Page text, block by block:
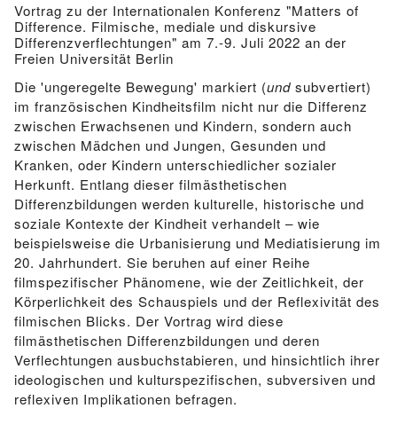
Vortrag zu der Internationalen Konferenz "Matters of
Difference. Filmische, mediale und diskursive
Differenzverflechtungen" am 7.-9. Juli 2022 an der
Freien Universität Berlin
Die 'ungeregelte Bewegung' markiert (und subvertiert)
im französischen Kindheitsfilm nicht nur die Differenz
zwischen Erwachsenen und Kindern, sondern auch
zwischen Mädchen und Jungen, Gesunden und
Kranken, oder Kindern unterschiedlicher sozialer
Herkunft. Entlang dieser filmästhetischen
Differenzbildungen werden kulturelle, historische und
soziale Kontexte der Kindheit verhandelt – wie
beispielsweise die Urbanisierung und Mediatisierung im
20. Jahrhundert. Sie beruhen auf einer Reihe
filmspezifischer Phänomene, wie der Zeitlichkeit, der
Körperlichkeit des Schauspiels und der Reflexivität des
filmischen Blicks. Der Vortrag wird diese
filmästhetischen Differenzbildungen und deren
Verflechtungen ausbuchstabieren, und hinsichtlich ihrer
ideologischen und kulturspezifischen, subversiven und
reflexiven Implikationen befragen.